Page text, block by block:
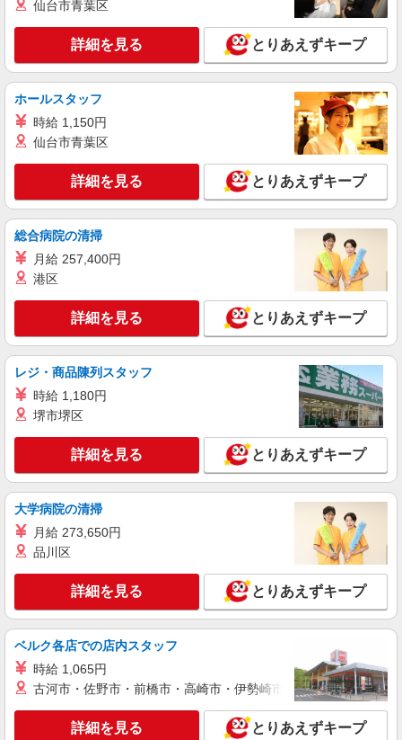
株式会社パソナ・大阪(NO.6001178992)
人事労務/経理/一般事務
時給1700円 月収例：255000円 ★交通費規定に
大阪府大阪市北区（大阪メトロ四つ橋線西梅田
キープ 詳細を見る
紹介予定派遣
株式会社パソナ・大阪/OKW600116760301
経理/一般事務/データ入力
時給1700円 ★交通費規定に基づき交通費支給
大阪府大阪市北区（大阪メトロ谷町線中崎町
駅）
キープ 詳細を見る
派遣社員
株式会社パソナ・大阪/OKW600117728001
経理/一般事務
時給1620円 月収例：243000円 ★交通費規定に
基づき交通費支給
詳細を見る
株式会社パソナ・大阪/OKW6001179084
採用アシスタント/一般事務
時給1500円 月収例：225000円 ★交通費規定に
大阪府大阪市北区（大阪梅田駅）
キープ 詳細を見る
仙台市青葉区
詳細を見る とりあえずキープ
ホールスタッフ
時給 1,150円
仙台市青葉区
詳細を見る とりあえずキープ
総合病院の清掃
月給 257,400円
港区
詳細を見る とりあえずキープ
レジ・商品陳列スタッフ
時給 1,180円
堺市堺区
詳細を見る とりあえずキープ
大学病院の清掃
月給 273,650円
品川区
詳細を見る とりあえずキープ
ベルク各店での店内スタッフ
時給 1,065円
古河市・佐野市・前橋市・高崎市・伊勢崎市・太田市・館林市
詳細を見る とりあえずキープ